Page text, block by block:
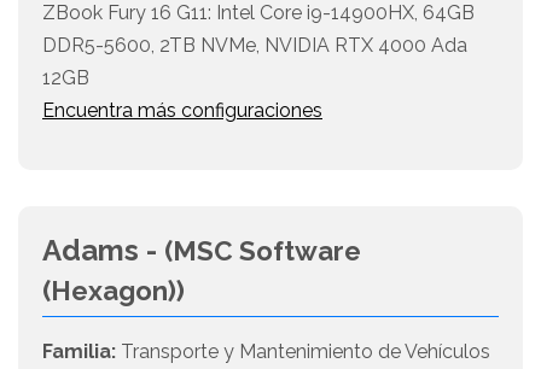
ZBook Fury 16 G11: Intel Core i9-14900HX, 64GB
DDR5-5600, 2TB NVMe, NVIDIA RTX 4000 Ada
12GB
Encuentra más configuraciones
Adams - (MSC Software
(Hexagon))
Familia: Transporte y Mantenimiento de Vehículos